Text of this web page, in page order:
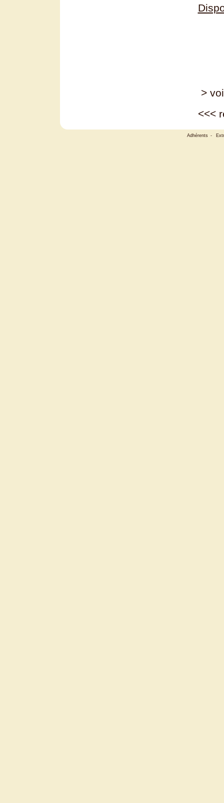
>
<<<
Adhérents -